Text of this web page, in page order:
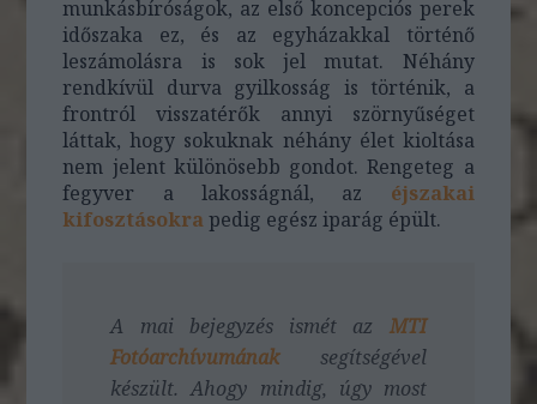
munkásbíróságok, az első koncepciós perek
időszaka ez, és az egyházakkal történő
leszámolásra is sok jel mutat. Néhány
rendkívül durva gyilkosság is történik, a
frontról visszatérők annyi szörnyűséget
láttak, hogy sokuknak néhány élet kioltása
nem jelent különösebb gondot. Rengeteg a
fegyver a lakosságnál, az éjszakai
kifosztásokrapedig egész iparág épült.
A mai bejegyzés ismét az MTI
Fotóarchívumánaksegítségével
készült. Ahogy mindig, úgy most